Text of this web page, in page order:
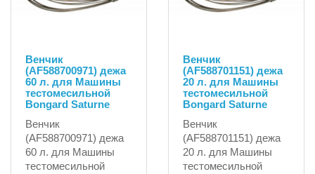
Венчик
(AF588700971) дежа
60 л. для Машины
тестомесильной
Bongard Saturne
Венчик
(AF588700971) дежа
60 л. для Машины
тестомесильной
Венчик
(AF588701151) дежа
20 л. для Машины
тестомесильной
Bongard Saturne
Венчик
(AF588701151) дежа
20 л. для Машины
тестомесильной